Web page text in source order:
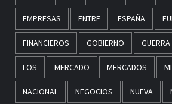
EMPRESAS ENTRE ESPAÑA
FINANCIEROS GOBIERNO GUERRA
LOS MERCADO MERCADOS
NACIONAL NEGOCIOS NUEVA